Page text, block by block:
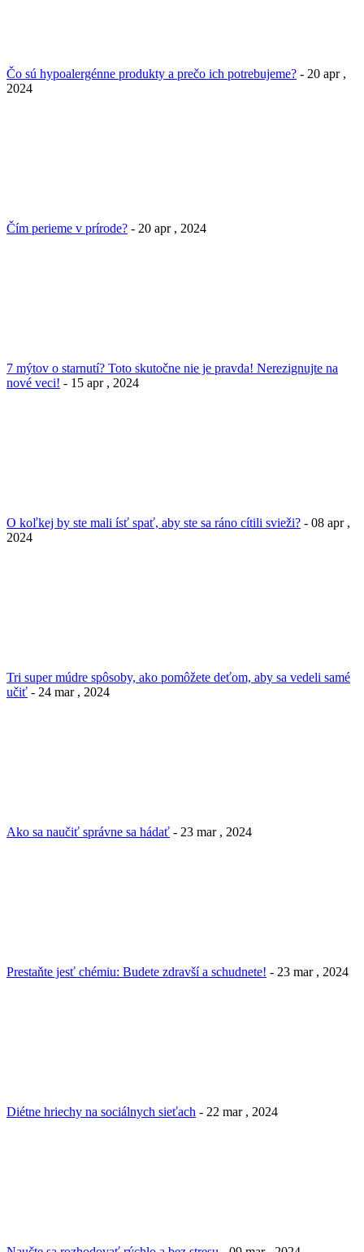
Čo sú hypoalergénne produkty a prečo ich potrebujeme? - 20 apr ,
2024
Čím perieme v prírode? - 20 apr , 2024
7 mýtov o starnutí? Toto skutočne nie je pravda! Nerezignujte na
nové veci! - 15 apr , 2024
O koľkej by ste mali ísť spať, aby ste sa ráno cítili svieži? - 08 apr ,
2024
Tri super múdre spôsoby, ako pomôžete deťom, aby sa vedeli samé
učiť - 24 mar , 2024
Ako sa naučiť správne sa hádať - 23 mar , 2024
Prestaňte jesť chémiu: Budete zdravší a schudnete! - 23 mar , 2024
Diétne hriechy na sociálnych sieťach - 22 mar , 2024